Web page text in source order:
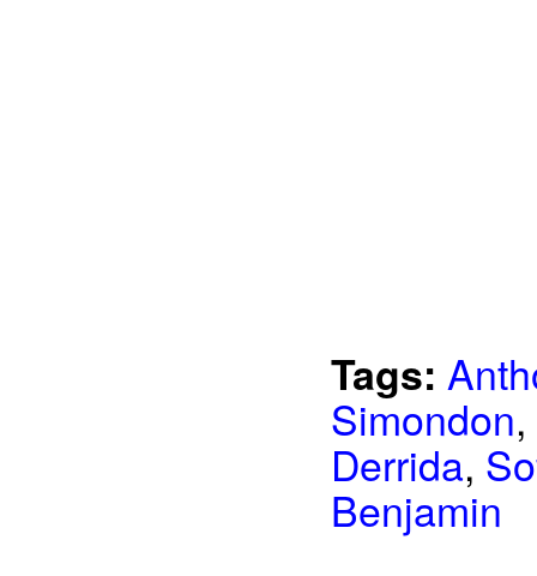
Tags:
Simondon,
Derrida,
Benjamin